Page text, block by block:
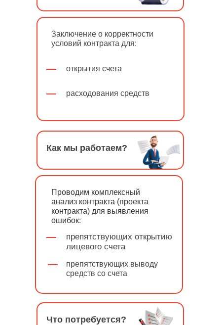
Как мы работаем?
Что потребуется?
Заключение о корректности
условий контракта для:
открытия счета
расходования средств
препятствующих открытию
лицевого счета
Проводим комплексный
анализ контракта (проекта
контракта) для выявления
ошибок:
препятствующих выводу
средств со счета